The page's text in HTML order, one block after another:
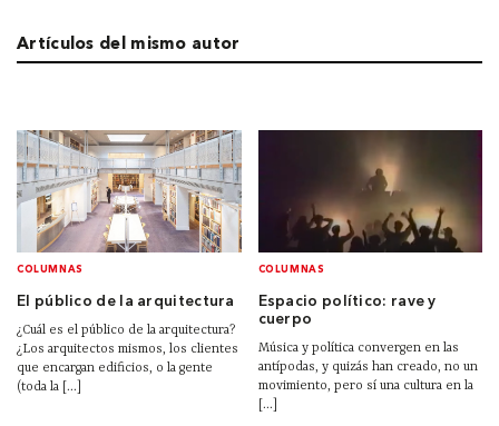
Artículos del mismo autor
COLUMNAS
El público de la arquitectura
¿Cuál es el público de la arquitectura?
¿Los arquitectos mismos, los clientes
que encargan edificios, o la gente
(toda la [...]
COLUMNAS
Espacio político: rave y
cuerpo
Música y política convergen en las
antípodas, y quizás han creado, no un
movimiento, pero sí una cultura en la
[...]